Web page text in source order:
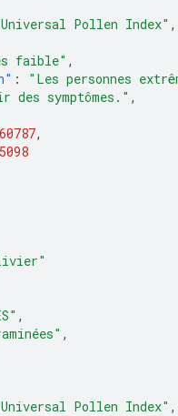
Pollen Index" ,
faible" ,
:
"Les personnes
des symptômes." ,
,
,
,
Pollen Index" ,